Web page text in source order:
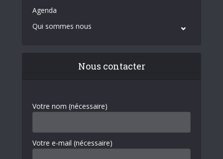
Agenda
Qui sommes nous
Nous contacter
Votre nom (nécessaire)
Votre e-mail (nécessaire)